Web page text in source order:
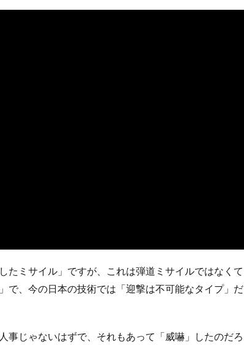
たミサイル」ですが、これは弾道ミサイルではなくて
で、今の日本の技術では「迎撃は不可能なタイプ」だ
事じゃないはずで、それもあって「威嚇」したのだろ